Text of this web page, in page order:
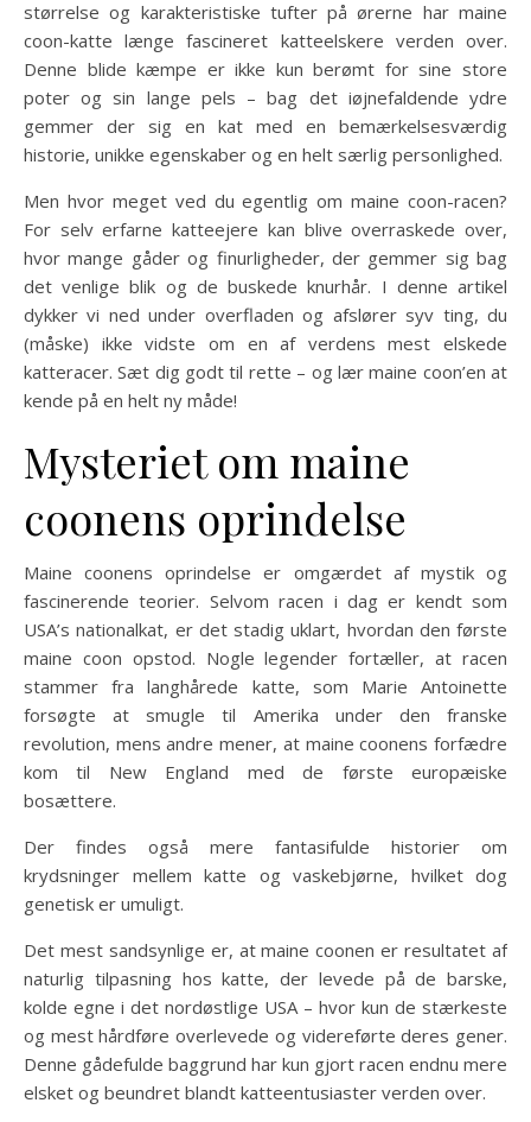
størrelse og karakteristiske tufter på ørerne har maine
coon-katte længe fascineret katteelskere verden over.
Denne blide kæmpe er ikke kun berømt for sine store
poter og sin lange pels – bag det iøjnefaldende ydre
gemmer der sig en kat med en bemærkelsesværdig
historie, unikke egenskaber og en helt særlig personlighed.
Men hvor meget ved du egentlig om maine coon-racen?
For selv erfarne katteejere kan blive overraskede over,
hvor mange gåder og finurligheder, der gemmer sig bag
det venlige blik og de buskede knurhår. I denne artikel
dykker vi ned under overfladen og afslører syv ting, du
(måske) ikke vidste om en af verdens mest elskede
katteracer. Sæt dig godt til rette – og lær maine coon’en at
kende på en helt ny måde!
Mysteriet om maine
coonens oprindelse
Maine coonens oprindelse er omgærdet af mystik og
fascinerende teorier. Selvom racen i dag er kendt som
USA’s nationalkat, er det stadig uklart, hvordan den første
maine coon opstod. Nogle legender fortæller, at racen
stammer fra langhårede katte, som Marie Antoinette
forsøgte at smugle til Amerika under den franske
revolution, mens andre mener, at maine coonens forfædre
kom til New England med de første europæiske
bosættere.
Der findes også mere fantasifulde historier om
krydsninger mellem katte og vaskebjørne, hvilket dog
genetisk er umuligt.
Det mest sandsynlige er, at maine coonen er resultatet af
naturlig tilpasning hos katte, der levede på de barske,
kolde egne i det nordøstlige USA – hvor kun de stærkeste
og mest hårdføre overlevede og videreførte deres gener.
Denne gådefulde baggrund har kun gjort racen endnu mere
elsket og beundret blandt katteentusiaster verden over.